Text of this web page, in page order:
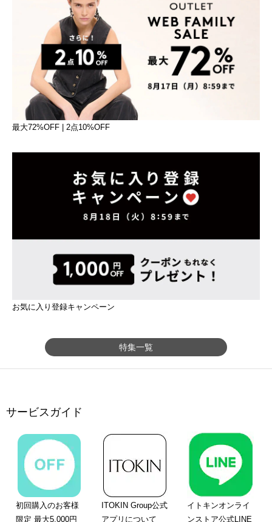
最大72%OFF | 2点10%OFF
お気に入り登録キャンペーン
特集一覧
サービスガイド
初回購入のお客様
限定 最大5,000円
ITOKIN Group公式
アプリについて
イトキンオンライ
ンストア公式LINE